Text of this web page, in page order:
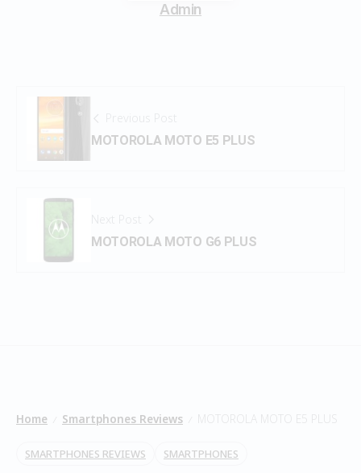
Admin
Previous Post
MOTOROLA MOTO E5 PLUS
Next Post
MOTOROLA MOTO G6 PLUS
Home Smartphones Reviews MOTOROLA MOTO E5 PLUS
SMARTPHONES REVIEWS SMARTPHONES